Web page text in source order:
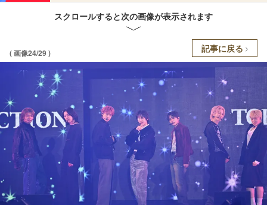
スクロールすると次の画像が表示されます
( 画像24/29 ) 記事に戻る